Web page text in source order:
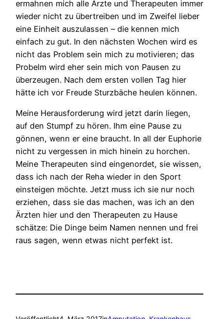
ermahnen mich alle Ärzte und Therapeuten immer
wieder nicht zu übertreiben und im Zweifel lieber
eine Einheit auszulassen – die kennen mich
einfach zu gut. In den nächsten Wochen wird es
nicht das Problem sein mich zu motivieren; das
Probelm wird eher sein mich von Pausen zu
überzeugen. Nach dem ersten vollen Tag hier
hätte ich vor Freude Sturzbäche heulen können.
Meine Herausforderung wird jetzt darin liegen,
auf den Stumpf zu hören. Ihm eine Pause zu
gönnen, wenn er eine braucht. In all der Euphorie
nicht zu vergessen in mich hinein zu horchen.
Meine Therapeuten sind eingenordet, sie wissen,
dass ich nach der Reha wieder in den Sport
einsteigen möchte. Jetzt muss ich sie nur noch
erziehen, dass sie das machen, was ich an den
Ärzten hier und den Therapeuten zu Hause
schätze: Die Dinge beim Namen nennen und frei
raus sagen, wenn etwas nicht perfekt ist.